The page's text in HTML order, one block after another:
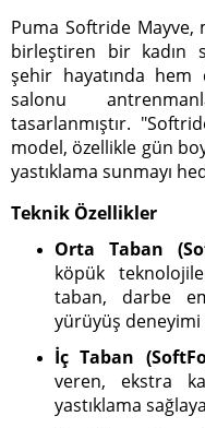
Puma Softride Mayve,
birleştiren bir kadın
şehir hayatında
salonu
tasarlanmıştır.
model, özellikle gün
yastıklama sunmayı
Teknik Özellikler
Orta Taban
köpük
taban, darbe
yürüyüş deneyimi
İç Taban
veren, ekstra
yastıklama